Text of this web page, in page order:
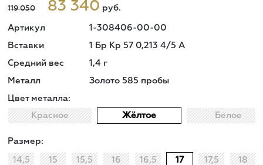
119 050 83 340 руб.
Артикул 1-308406-00-00
Вставки 1 Бр Кр 57 0,213 4/5 А
Средний вес 1,4 г
Металл Золото 585 пробы
Цвет металла:
Красное Жёлтое Белое
Размер:
14,5 15 15,5 16 16,5 17 17,5 18